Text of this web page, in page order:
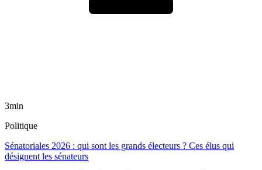
3min
Politique
Sénatoriales 2026 : qui sont les grands électeurs ? Ces élus qui
désignent les sénateurs